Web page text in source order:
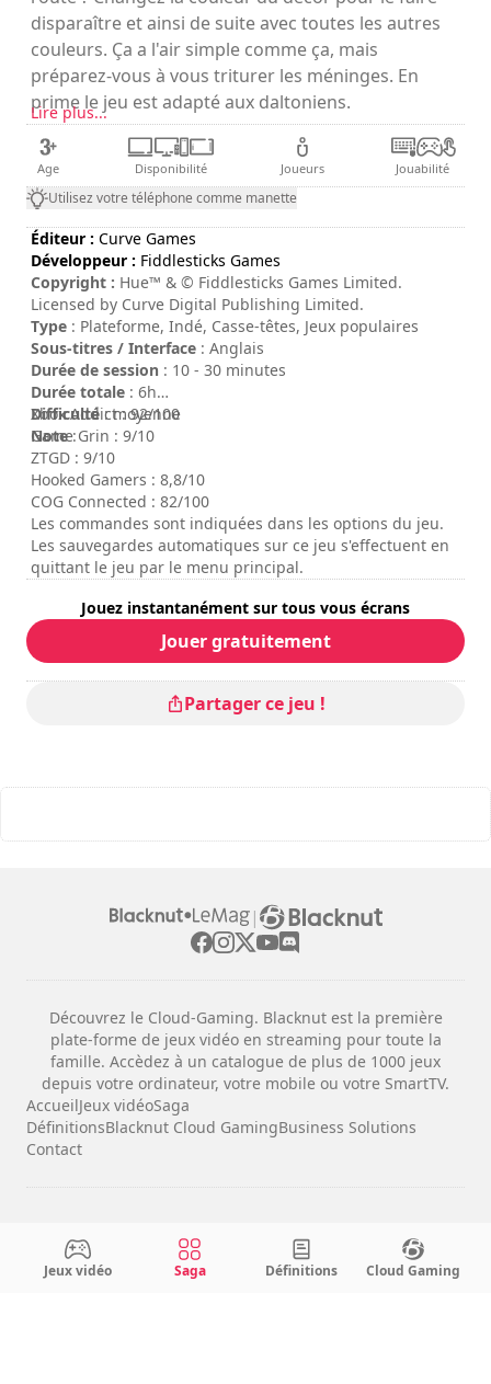
disparaître et ainsi de suite avec toutes les autres
couleurs. Ça a l'air simple comme ça, mais
préparez-vous à vous triturer les méninges. En
prime le jeu est adapté aux daltoniens.
Lire plus...
Age Disponibilité Joueurs Jouabilité
Utilisez votre téléphone comme manette
Éditeur : Curve Games
Développeur : Fiddlesticks Games
Copyright : Hue™ & © Fiddlesticks Games Limited.
Licensed by Curve Digital Publishing Limited.
Type : Plateforme, Indé, Casse-têtes, Jeux populaires
Sous-titres / Interface : Anglais
Durée de session : 10 - 30 minutes
Durée totale : 6h
Difficulté: moyenne
Note:
Xbox Addict : 92/100
Game Grin : 9/10
ZTGD : 9/10
Hooked Gamers : 8,8/10
COG Connected : 82/100
Les commandes sont indiquées dans les options du jeu.
Les sauvegardes automatiques sur ce jeu s'effectuent en
quittant le jeu par le menu principal.
Jouez instantanément sur tous vous écrans
Jouer gratuitement
Partager ce jeu !
|
Découvrez le Cloud-Gaming. Blacknut est la première
plate-forme de jeux vidéo en streaming pour toute la
famille. Accèdez à un catalogue de plus de 1000 jeux
depuis votre ordinateur, votre mobile ou votre SmartTV.
AccueilJeux vidéoSaga
DéfinitionsBlacknut Cloud GamingBusiness Solutions
Contact
Mentions légales
Conditions d'utilisation
Confidentialité
Jeux vidéo Saga Définitions Cloud Gaming